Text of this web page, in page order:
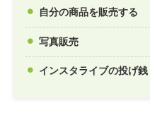
自分の商品を販売する
写真販売
インスタライブの投げ銭